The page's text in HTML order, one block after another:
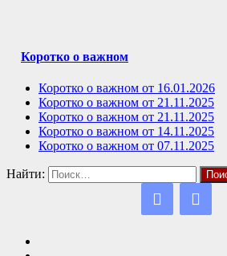
Коротко о важном
Коротко о важном от 16.01.2026
Коротко о важном от 21.11.2025
Коротко о важном от 21.11.2025
Коротко о важном от 14.11.2025
Коротко о важном от 07.11.2025
Найти: